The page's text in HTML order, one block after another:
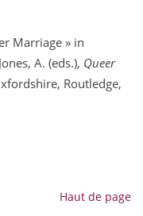
Marriage » in
A. (eds.), Queer
Routledge,
Haut de page